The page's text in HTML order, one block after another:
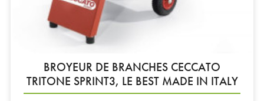
BROYEUR DE BRANCHES CECCATO
TRITONE SPRINT3, LE BEST MADE IN ITALY